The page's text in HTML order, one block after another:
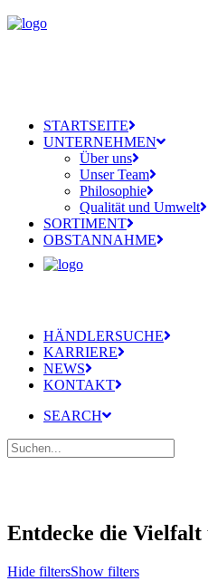
STARTSEITE
UNTERNEHMEN
Über uns
Unser Team
Philosophie
Qualität und Umwelt
SORTIMENT
OBSTANNAHME
HÄNDLERSUCHE
KARRIERE
NEWS
KONTAKT
SEARCH
Entdecke die Vielfalt
Hide filtersShow filters